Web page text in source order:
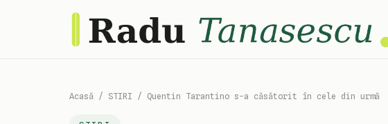
Acasă / STIRI / Quentin Tarantino s-a căsătorit în cele din urmă